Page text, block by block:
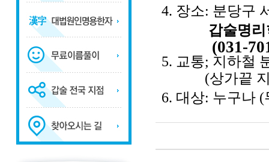
4. 장소: 분당구
갑술명리학
(031-
5. 교통; 지하철
(상가끝 지점
6. 대상: 누구나 (